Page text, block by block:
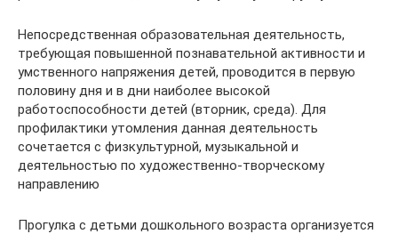
Непосредственная образовательная деятельность,
требующая повышенной познавательной активности и
умственного напряжения детей, проводится в первую
половину дня и в дни наиболее высокой
работоспособности детей (вторник, среда). Для
профилактики утомления данная деятельность
сочетается с физкультурной, музыкальной и
деятельностью по художественно-творческому
направлению
Прогулка с детьми дошкольного возраста организуется